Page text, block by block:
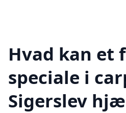
Hvad kan et
speciale i
Sigerslev